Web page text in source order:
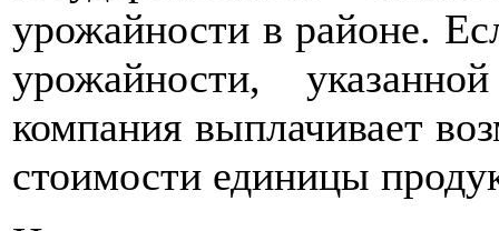
урожайности в районе.
урожайности,
компания выплачивает
стоимости единицы